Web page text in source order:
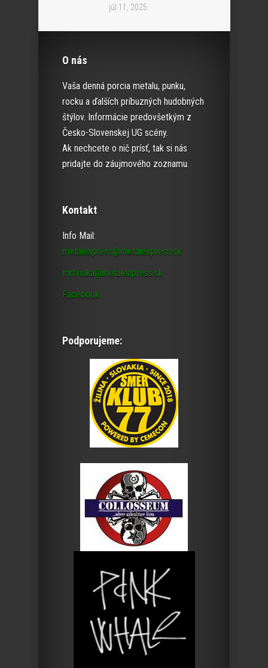
júl 11, 2025
O nás
Vaša denná porcia metalu, punku,
rocku a ďalších príbuzných hudobných
štýlov. Informácie predovšetkým z
Česko-Slovenskej UG scény.
Ak nechcete o nič prísť, tak si nás
pridajte do záujmového zoznamu.
Kontakt
Info Mail:
metalexpress@metalexpress.sk
mrtvolka@metalexpress.sk
Facebook
Podporujeme: